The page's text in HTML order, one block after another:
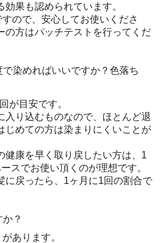
果も認められています。
ので、安心してお使いくださ
の方はパッチテストを行ってくだ
染めればいいですか？色落ち
が目安です。
入り込むものなので、ほとんど退
じめての方は染まりにくいことが
健康を早く取り戻したい方は、1
スでお使い頂くのが理想です。
に戻ったら、1ヶ月に1回の割合で
？
あります。